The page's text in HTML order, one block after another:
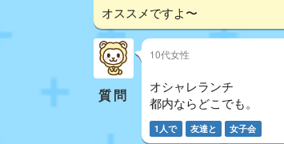
オススメですよ〜
質問
10代女性
オシャレランチ
都内ならどこでも。
1人で 友達と 女子会